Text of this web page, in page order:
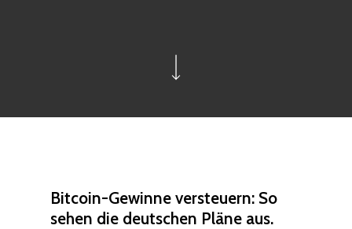
Bitcoin-Gewinne versteuern: So
sehen die deutschen Pläne aus.